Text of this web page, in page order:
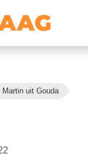
Martin uit Gouda